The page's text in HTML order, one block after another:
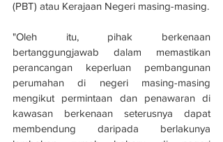
(PBT) atau Kerajaan Negeri masing-masing.
"Oleh itu, pihak berkenaan
bertanggungjawab dalam memastikan
perancangan keperluan pembangunan
perumahan di negeri masing-masing
mengikut permintaan dan penawaran di
kawasan berkenaan seterusnya dapat
membendung daripada berlakunya